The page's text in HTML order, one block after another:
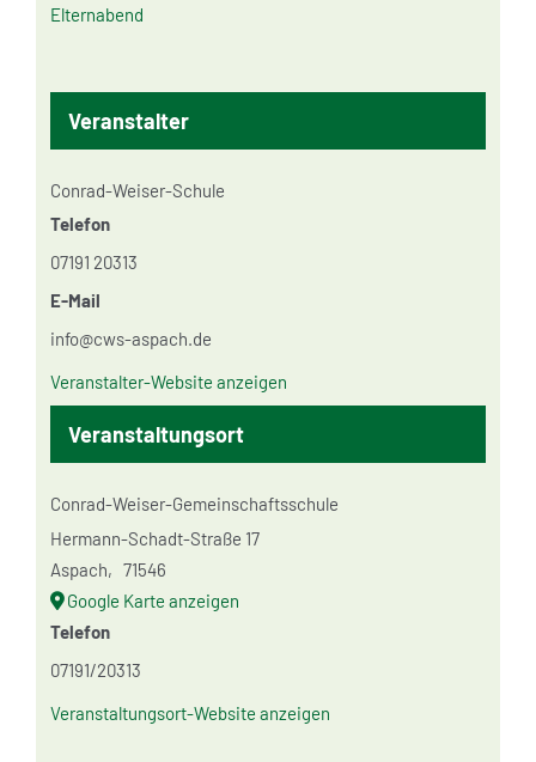
Elternabend
Veranstaltungsort
Conrad-Weiser-Gemeinschaftsschule
Hermann-Schadt-Straße 17
Aspach, 71546
Google Karte anzeigen
Telefon
07191/20313
Veranstaltungsort-Website anzeigen
Veranstalter
Conrad-Weiser-Schule
Telefon
07191 20313
E-Mail
info@cws-aspach.de
Veranstalter-Website anzeigen